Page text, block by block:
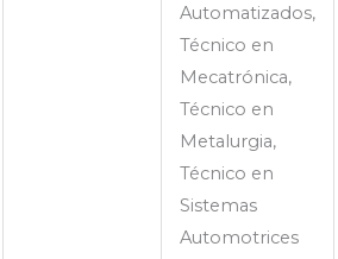
Automatizados,
Técnico en
Mecatrónica,
Técnico en
Metalurgia,
Técnico en
Sistemas
Automotrices